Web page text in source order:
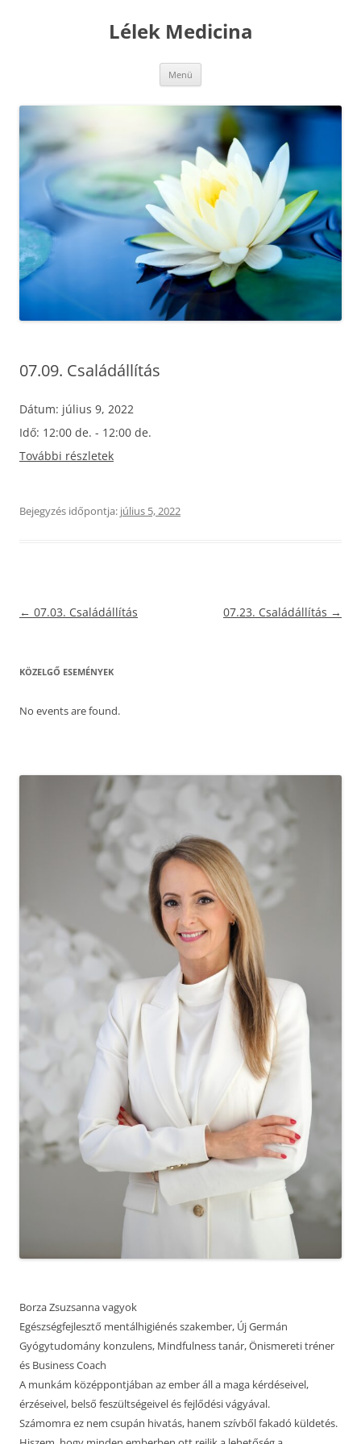
Lélek Medicina
Menü
07.09. Családállítás
Dátum: július 9, 2022
Idő: 12:00 de. - 12:00 de.
További részletek
Bejegyzés időpontja: július 5, 2022
Bejegyzés
← 07.03. Családállítás 07.23. Családállítás →
KÖZELGŐ ESEMÉNYEK
No events are found.
Borza Zsuzsanna vagyok
Egészségfejlesztő mentálhigiénés szakember, Új Germán
Gyógytudomány konzulens, Mindfulness tanár, Önismereti tréner
és Business Coach
A munkám középpontjában az ember áll a maga kérdéseivel,
érzéseivel, belső feszültségeivel és fejlődési vágyával.
Számomra ez nem csupán hivatás, hanem szívből fakadó küldetés.